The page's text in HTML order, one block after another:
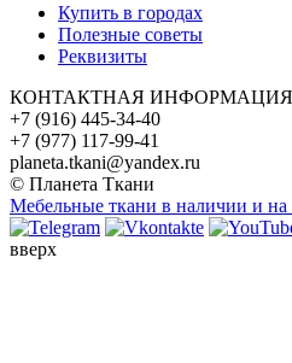
Купить в городах
Полезные советы
Реквизиты
КОНТАКТНАЯ ИНФОРМАЦИЯ
+7 (916) 445-34-40
+7 (977) 117-99-41
planeta.tkani@yandex.ru
© Планета Ткани
Мебельные ткани в наличии и на
вверх